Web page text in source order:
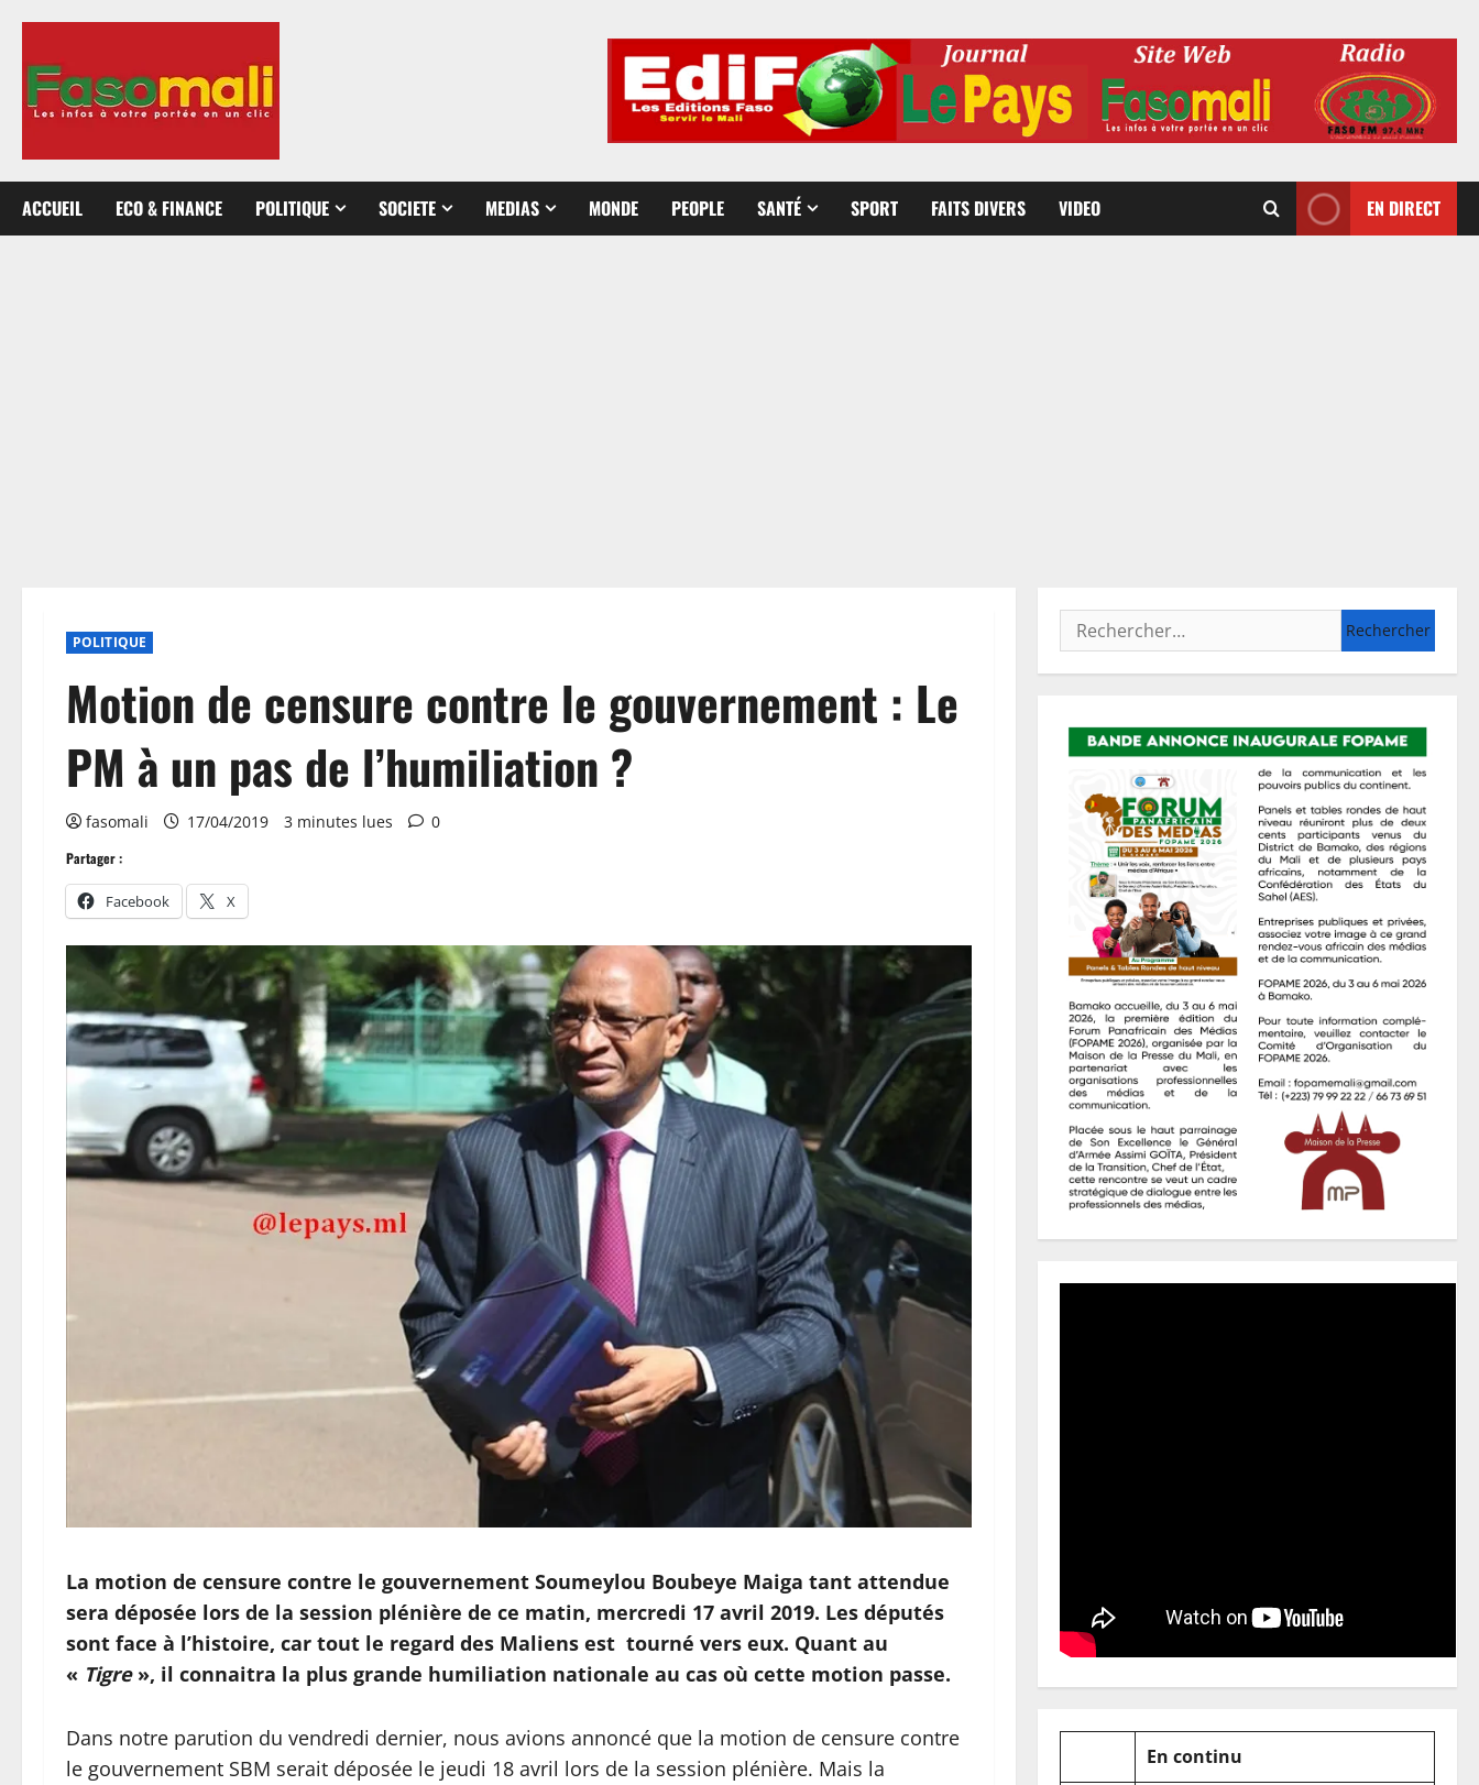
contenu
ACCUEIL ECO & FINANCE POLITIQUE SOCIETE MEDIAS MONDE PEOPLE SANTÉ SPORT FAITS DIVERS VIDEO EN DIRECT
POLITIQUE
Motion de censure contre le gouvernement : Le
PM à un pas de l’humiliation ?
fasomali 17/04/2019 3 minutes lues 0
Partager :
Facebook X
La motion de censure contre le gouvernement Soumeylou Boubeye Maiga tant attendue
sera déposée lors de la session plénière de ce matin, mercredi 17 avril 2019. Les députés
sont face à l’histoire, car tout le regard des Maliens est tourné vers eux. Quant au
« Tigre», il connaitra la plus grande humiliation nationale au cas où cette motion passe.
Dans notre parution du vendredi dernier, nous avions annoncé que la motion de censure contre
le gouvernement SBM serait déposée le jeudi 18 avril lors de la session plénière. Mais la
Rechercher :
En continu